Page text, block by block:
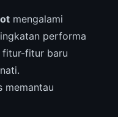
mengalami
performa
fitur-fitur baru
memantau